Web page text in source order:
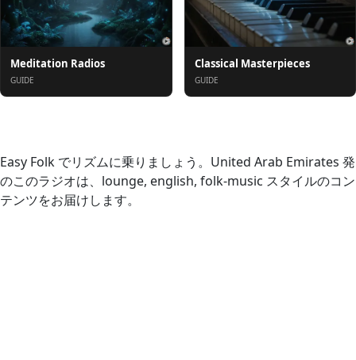
Meditation Radios
GUIDE
Classical Masterpieces
GUIDE
Easy Folk でリズムに乗りましょう。United Arab Emirates 発
のこのラジオは、lounge, english, folk-music スタイルのコン
テンツをお届けします。